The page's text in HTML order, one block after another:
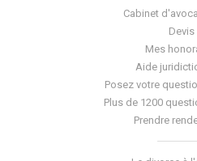
Cabinet
Devis
Mes
Aide
Posez votre
Plus de 1200
Prendre